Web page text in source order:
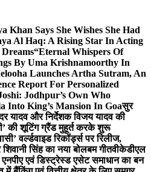
Khan Says She Wishes She Had
Al Haq: A Rising Star In Acting
“Eternal Whispers Of
By Uma Krishnamoorthy In
Launches Artha Sutram, An
Report For Personalized
Jodhpur’s Own Who
Into King’s Mansion In Goaसुर
यादव और निर्देशक विजय यादव की
की शूटिंग ग्रैंड मुहूर्त करके शुरू
वर्ल्डवाइड रिकॉर्ड्स पर रिलीज,
सिंह का नया बोलबम गीतवीकेडीएल
एवं डिस्ट्रेस्ड एसेट समाधान का बन